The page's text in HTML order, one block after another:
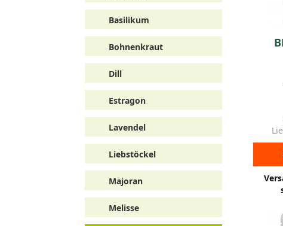
Basilikum
Bohnenkraut
Dill
Estragon
Lavendel
Liebstöckel
Majoran
Melisse